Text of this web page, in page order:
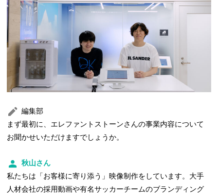
編集部
まず最初に、エレファントストーンさんの事業内容について
お聞かせいただけますでしょうか。
秋山さん
私たちは「お客様に寄り添う」映像制作をしています。大手
人材会社の採用動画や有名サッカーチームのブランディング